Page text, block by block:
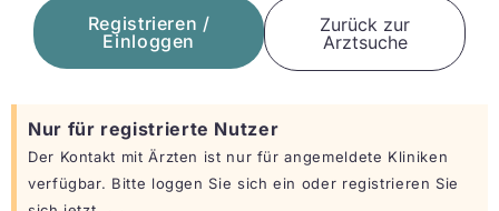
Registrieren /
Einloggen
Zurück zur
Arztsuche
Nur für registrierte Nutzer
Der Kontakt mit Ärzten ist nur für angemeldete Kliniken
verfügbar. Bitte loggen Sie sich ein oder registrieren Sie